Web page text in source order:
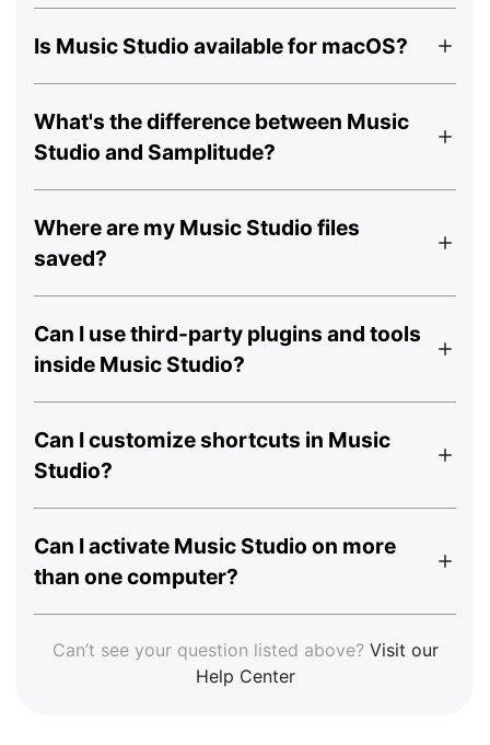
Is Music Studio available for macOS?
What's the difference between Music
Studio and Samplitude?
Where are my Music Studio files
saved?
Can I use third-party plugins and tools
inside Music Studio?
Can I customize shortcuts in Music
Studio?
Can I activate Music Studio on more
than one computer?
Can’t see your question listed above? Visit our
Help Center